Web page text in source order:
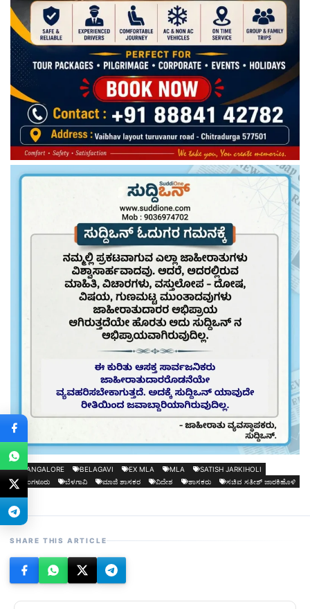
BANGALORE BELAGAVI EX MLA MLA
SATISH JARKIHOLI
ಬೆಂಗಳೂರು
ಬೆಳಗಾವಿ ಮಾಜಿ ಶಾಸಕರ ವಿದೇಶ ಶಾಸಕರು ಸಚಿವ ಸತೀಶ್ ಜಾರಕಿಹೊಳಿ
SHARE THIS ARTICLE